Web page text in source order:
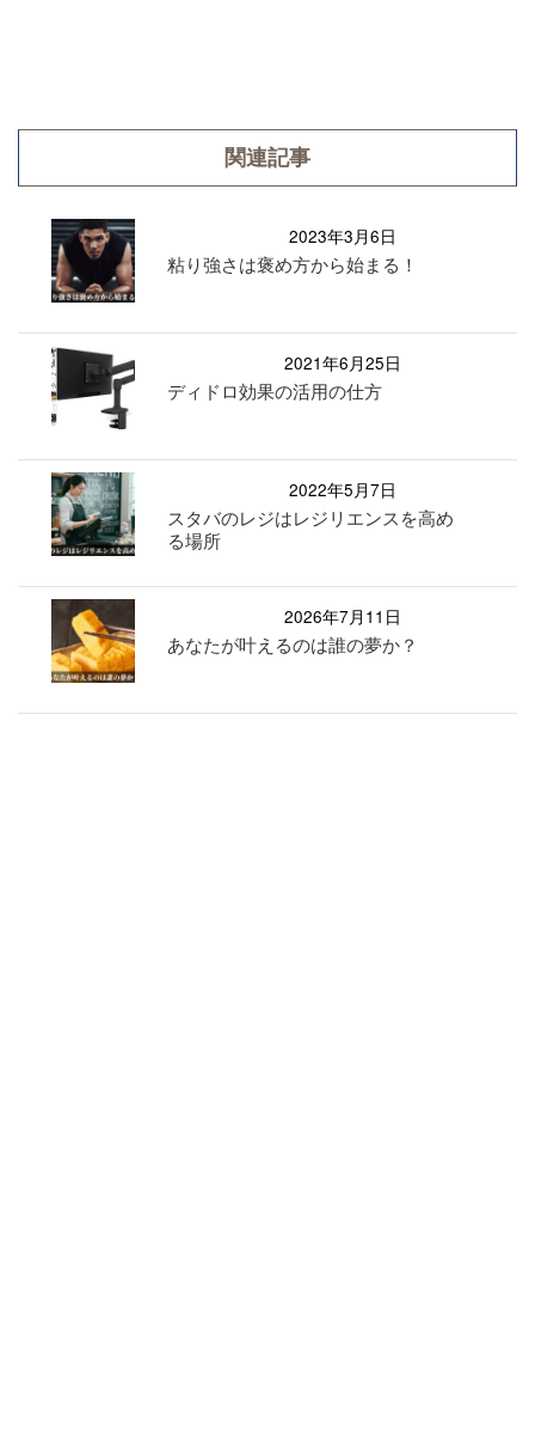
関連記事
2023年3月6日
粘り強さは褒め方から始まる！
2021年6月25日
ディドロ効果の活用の仕方
2022年5月7日
スタバのレジはレジリエンスを高め
る場所
2026年7月11日
あなたが叶えるのは誰の夢か？